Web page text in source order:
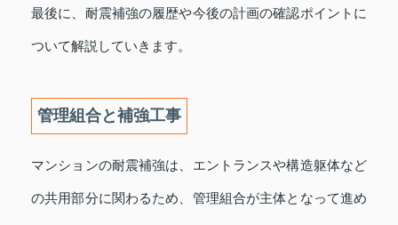
最後に、耐震補強の履歴や今後の計画の確認ポイントに
ついて解説していきます。
管理組合と補強工事
マンションの耐震補強は、エントランスや構造躯体など
の共用部分に関わるため、管理組合が主体となって進め